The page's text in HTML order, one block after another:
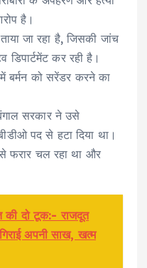
है।
जा रहा है, जिसकी जांच
डिपार्टमेंट कर रही है।
बर्मन को सरेंडर करने का
सरकार ने उसे
पद से हटा दिया था।
फरार चल रहा था और
की दो टूक:- राजदूत
अपनी साख, खत्म